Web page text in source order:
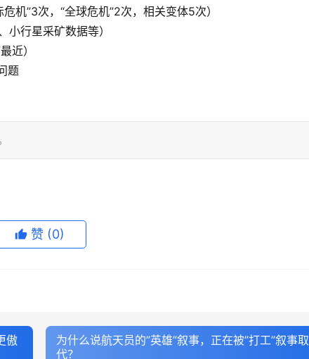
机”3次，“全球危机”2次，相关变体5次）
行星采矿数据等）
近）
题
赞 (0)
傲
为什么说航天员的”英雄”叙事，正在被”打工”叙事取
代？